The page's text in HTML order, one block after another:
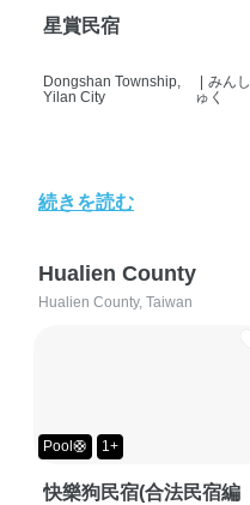
星賞民宿
Dongshan Township,
Yilan City
みんし
ゅく
続きを読む
Hualien County
Hualien County, Taiwan
Pool🛟 1+
快樂狗民宿(合法民宿編